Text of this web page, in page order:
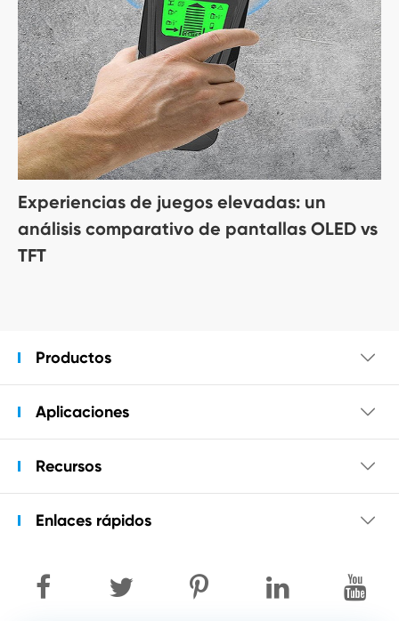
Experiencias de juegos elevadas: un
análisis comparativo de pantallas OLED vs
TFT
Productos 
Aplicaciones 
Recursos 
Enlaces rápidos 